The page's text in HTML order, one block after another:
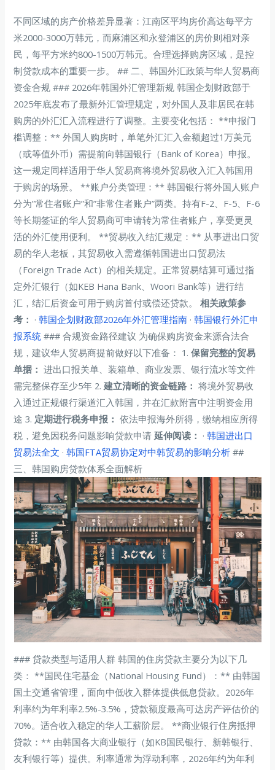
不同区域的房产价格差异显著：江南区平均房价高达每平方
米2000-3000万韩元，而麻浦区和永登浦区的房价则相对亲
民，每平方米约800-1500万韩元。合理选择购房区域，是控
制贷款成本的重要一步。 ## 二、韩国外汇政策与华人贸易商
资金合规 ### 2026年韩国外汇管理新规 韩国企划财政部于
2025年底发布了最新外汇管理规定，对外国人及非居民在韩
购房的外汇汇入流程进行了调整。主要变化包括： **申报门
槛调整：** 外国人购房时，单笔外汇汇入金额超过1万美元
（或等值外币）需提前向韩国银行（Bank of Korea）申报。
这一规定同样适用于华人贸易商将境外贸易收入汇入韩国用
于购房的场景。 **账户分类管理：** 韩国银行将外国人账户
分为”常住者账户”和”非常住者账户”两类。持有F-2、F-5、F-6
等长期签证的华人贸易商可申请转为常住者账户，享受更灵
活的外汇使用便利。 **贸易收入结汇规定：** 从事进出口贸
易的华人老板，其贸易收入需遵循韩国进出口贸易法
（Foreign Trade Act）的相关规定。正常贸易结算可通过指
定外汇银行（如KEB Hana Bank、Woori Bank等）进行结
汇，结汇后资金可用于购房首付或偿还贷款。相关政策参
考： ·韩国企划财政部2026年外汇管理指南 ·韩国银行外汇申
报系统 ### 合规资金路径建议 为确保购房资金来源合法合
规，建议华人贸易商提前做好以下准备： 1.保留完整的贸易
单据： 进出口报关单、装箱单、商业发票、银行流水等文件
需完整保存至少5年 2.建立清晰的资金链路： 将境外贸易收
入通过正规银行渠道汇入韩国，并在汇款附言中注明资金用
途 3. 定期进行税务申报： 依法申报海外所得，缴纳相应所得
税，避免因税务问题影响贷款申请延伸阅读： ·韩国进出口
贸易法全文 ·韩国FTA贸易协定对中韩贸易的影响分析 ##
三、韩国购房贷款体系全面解析
### 贷款类型与适用人群 韩国的住房贷款主要分为以下几
类： **国民住宅基金（National Housing Fund）：** 由韩国
国土交通省管理，面向中低收入群体提供低息贷款。2026年
利率约为年利率2.5%-3.5%，贷款额度最高可达房产评估价的
70%。适合收入稳定的华人工薪阶层。 **商业银行住房抵押
贷款：** 由韩国各大商业银行（如KB国民银行、新韩银行、
友利银行等）提供。利率通常为浮动利率，2026年约为年利